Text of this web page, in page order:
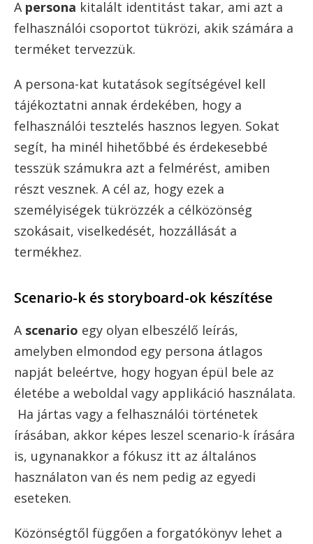
A persona kitalált identitást takar, ami azt a
felhasználói csoportot tükrözi, akik számára a
terméket tervezzük.
A persona-kat kutatások segítségével kell
tájékoztatni annak érdekében, hogy a
felhasználói tesztelés hasznos legyen. Sokat
segít, ha minél hihetőbbé és érdekesebbé
tesszük számukra azt a felmérést, amiben
részt vesznek. A cél az, hogy ezek a
személyiségek tükrözzék a célközönség
szokásait, viselkedését, hozzállását a
termékhez.
Scenario-k és storyboard-ok készítése
A scenario egy olyan elbeszélő leírás,
amelyben elmondod egy persona átlagos
napját beleértve, hogy hogyan épül bele az
életébe a weboldal vagy applikáció használata.
Ha jártas vagy a felhasználói történetek
írásában, akkor képes leszel scenario-k írására
is, ugynanakkor a fókusz itt az általános
használaton van és nem pedig az egyedi
eseteken.
Közönségtől függően a forgatókönyv lehet a